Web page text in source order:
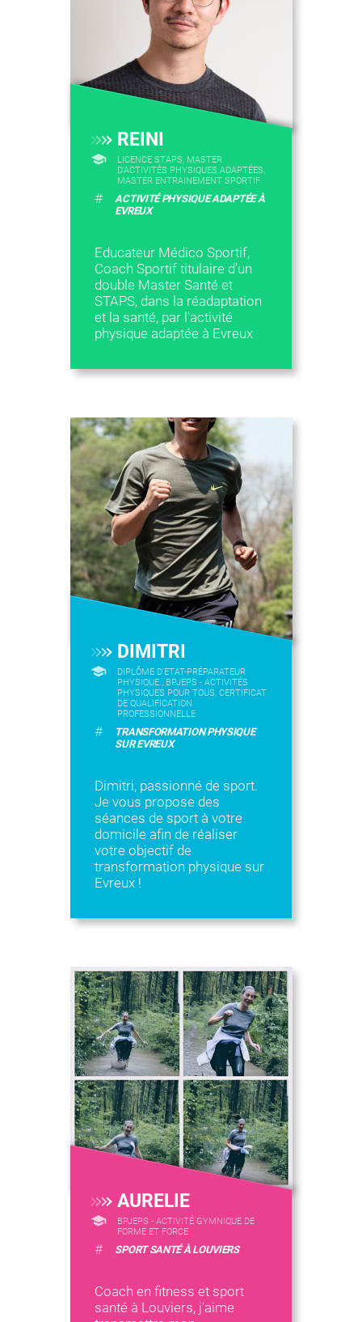
REINI
LICENCE STAPS, MASTER
D'ACTIVITÉS PHYSIQUES ADAPTÉES,
MASTER ENTRAINEMENT SPORTIF
#
ACTIVITÉ PHYSIQUE ADAPTÉE À
EVREUX
Educateur Médico Sportif,
Coach Sportif titulaire d’un
double Master Santé et
STAPS, dans la réadaptation
et la santé, par l'activité
physique adaptée à Evreux
DIMITRI
DIPLÔME D'ETAT-PRÉPARATEUR
PHYSIQUE., BPJEPS - ACTIVITÉS
PHYSIQUES POUR TOUS, CERTIFICAT
DE QUALIFICATION
PROFESSIONNELLE
#
TRANSFORMATION PHYSIQUE
SUR EVREUX
Dimitri, passionné de sport.
Je vous propose des
séances de sport à votre
domicile afin de réaliser
votre objectif de
transformation physique sur
Evreux !
AURELIE
BPJEPS - ACTIVITÉ GYMNIQUE DE
FORME ET FORCE
# SPORT SANTÉ À LOUVIERS
Coach en fitness et sport
santé à Louviers, j'aime